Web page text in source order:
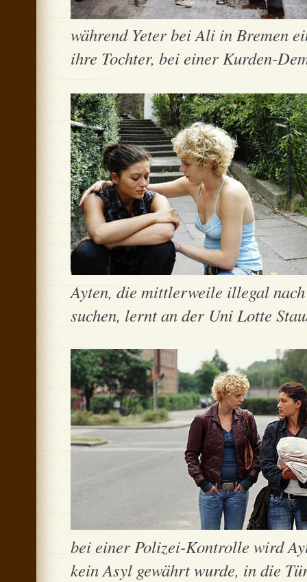
während Yeter bei Ali in Bremen
ihre Tochter, bei einer Kurden-
Ayten, die mittlerweile illegal
suchen, lernt an der Uni Lotte
bei einer Polizei-Kontrolle wird
kein Asyl gewährt wurde, in die